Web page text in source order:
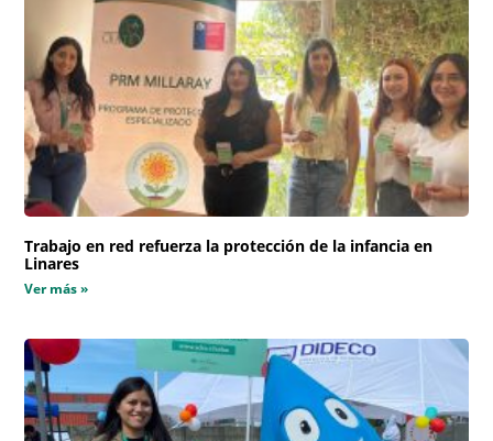
Trabajo en red refuerza la protección de la infancia en
Linares
Ver más »